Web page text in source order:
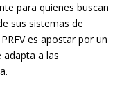
para quienes buscan
sus sistemas de
es apostar por un
a las